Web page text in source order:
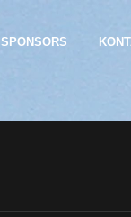
SPONSORS